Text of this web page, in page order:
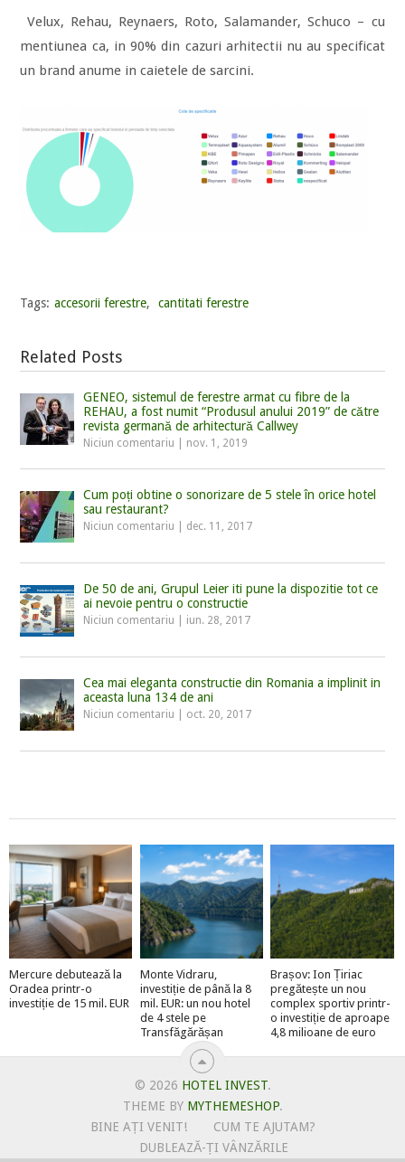
Velux, Rehau, Reynaers, Roto, Salamander, Schuco – cu
mentiunea ca, in 90% din cazuri arhitectii nu au specificat
un brand anume in caietele de sarcini.
Tags: accesorii ferestre, cantitati ferestre
Related Posts
GENEO, sistemul de ferestre armat cu fibre de la
REHAU, a fost numit “Produsul anului 2019” de către
revista germană de arhitectură Callwey
Niciun comentariu nov. 1, 2019
Cum poți obtine o sonorizare de 5 stele în orice hotel
sau restaurant?
Niciun comentariu dec. 11, 2017
De 50 de ani, Grupul Leier iti pune la dispozitie tot ce
ai nevoie pentru o constructie
Niciun comentariu iun. 28, 2017
Cea mai eleganta constructie din Romania a implinit in
aceasta luna 134 de ani
Niciun comentariu oct. 20, 2017
Mercure debutează la
Oradea printr-o
investiție de 15 mil. EUR
Monte Vidraru,
investiție de până la 8
mil. EUR: un nou hotel
de 4 stele pe
Transfăgărășan
Brașov: Ion Țiriac
pregătește un nou
complex sportiv printr-
o investiție de aproape
4,8 milioane de euro
© 2026 HOTEL INVEST.
THEME BY MYTHEMESHOP.
BINE AȚI VENIT!
CUM TE AJUTAM?
DUBLEAZĂ-ȚI VÂNZĂRILE